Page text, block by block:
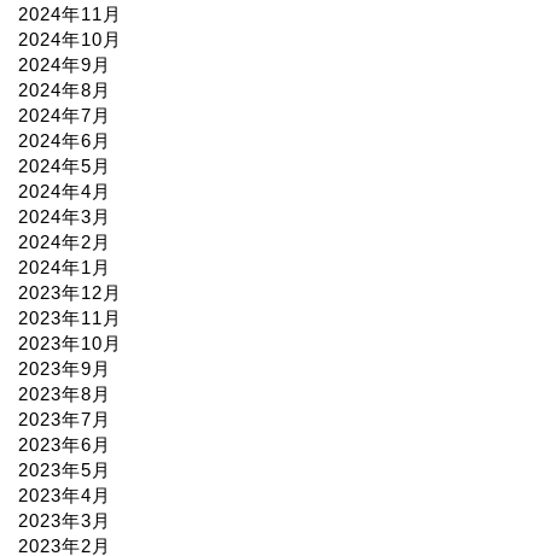
2024年11月
2024年10月
2024年9月
2024年8月
2024年7月
2024年6月
2024年5月
2024年4月
2024年3月
2024年2月
2024年1月
2023年12月
2023年11月
2023年10月
2023年9月
2023年8月
2023年7月
2023年6月
2023年5月
2023年4月
2023年3月
2023年2月